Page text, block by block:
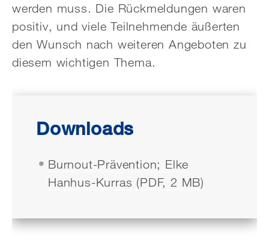
werden muss. Die Rückmeldungen waren
positiv, und viele Teilnehmende äußerten
den Wunsch nach weiteren Angeboten zu
diesem wichtigen Thema.
Downloads
Burnout-Prävention; Elke
Hanhus-Kurras (PDF, 2 MB)